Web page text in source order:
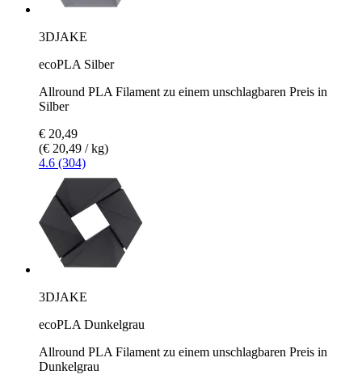
3DJAKE
ecoPLA Silber
Allround PLA Filament zu einem unschlagbaren Preis in
Silber
€ 20,49
(€ 20,49 / kg)
4.6 (304)
3DJAKE
ecoPLA Dunkelgrau
Allround PLA Filament zu einem unschlagbaren Preis in
Dunkelgrau